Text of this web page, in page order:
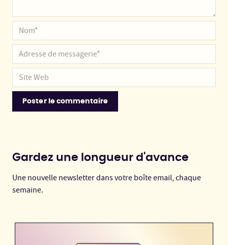
Gardez une longueur d'avance
Une nouvelle newsletter dans votre boîte email, chaque
semaine.